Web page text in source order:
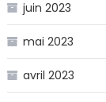
juin 2023
mai 2023
avril 2023